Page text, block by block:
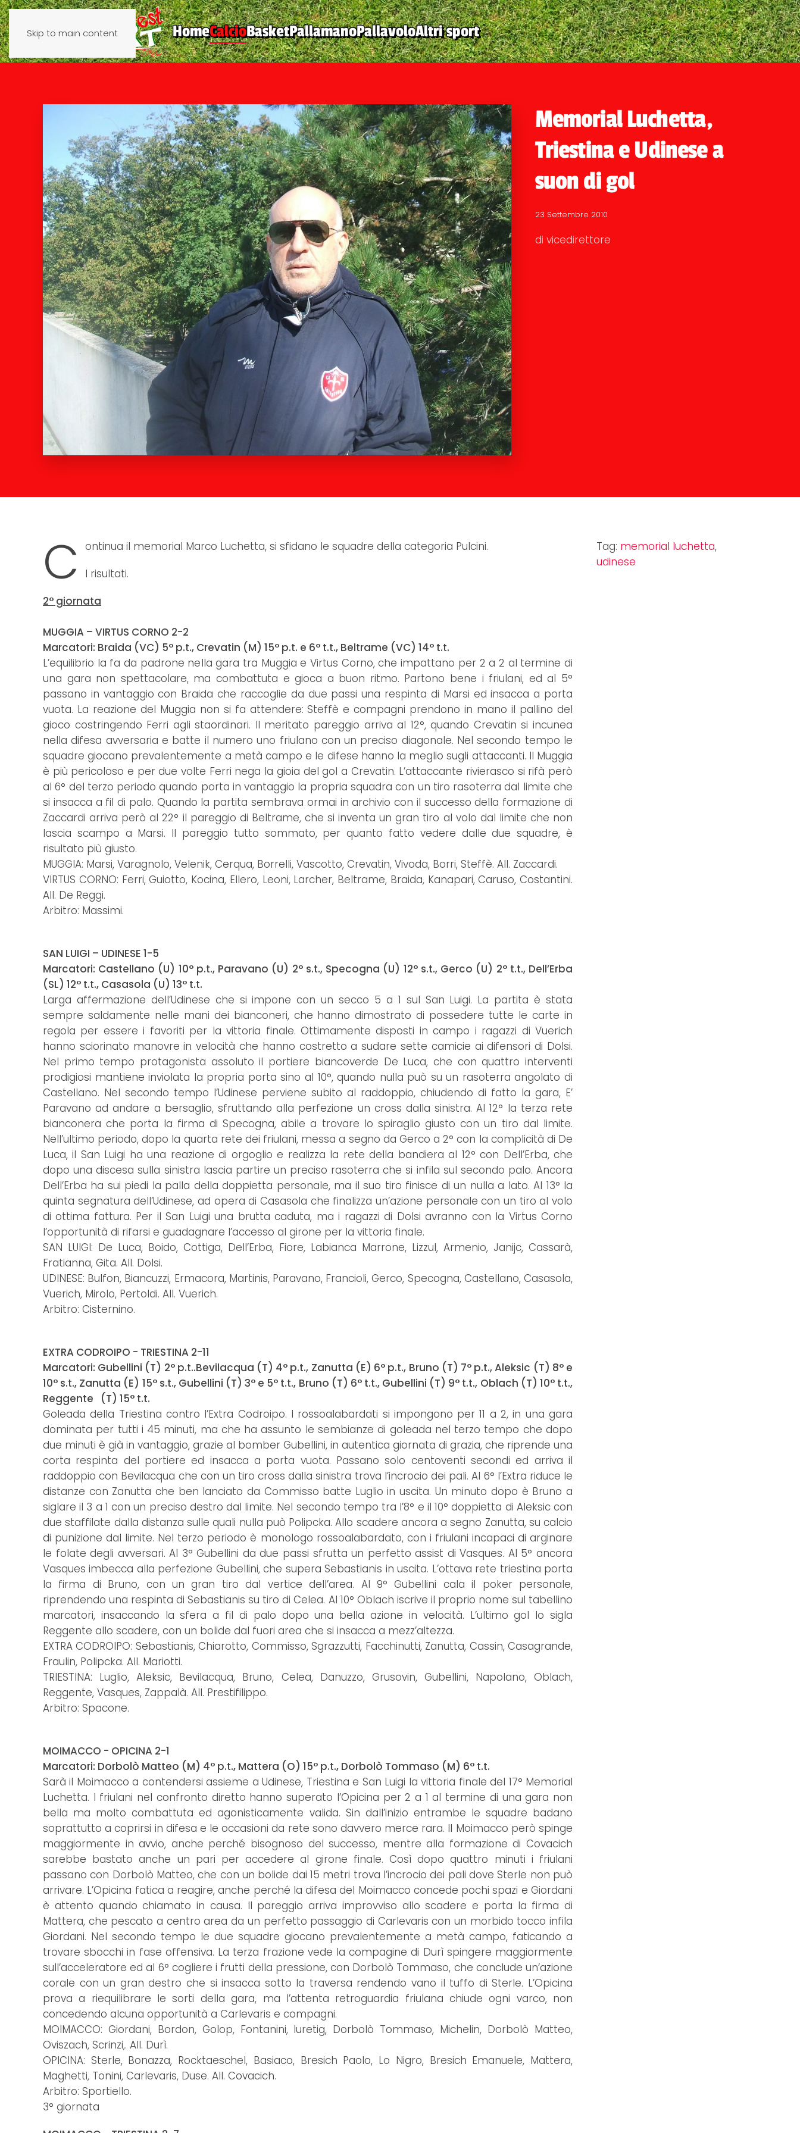
Skip to main content HomeCalcioBasketPallamanoPallavoloAltri sport
Memorial Luchetta,
Triestina e Udinese a
suon di gol
23 Settembre 2010
di vicedirettore
C ontinua il memorial Marco Luchetta, si sfidano le squadre della categoria Pulcini.
I risultati.
2° giornata
MUGGIA – VIRTUS CORNO 2-2
Marcatori: Braida (VC) 5° p.t., Crevatin (M) 15° p.t. e 6° t.t., Beltrame (VC) 14° t.t.
L’equilibrio la fa da padrone nella gara tra Muggia e Virtus Corno, che impattano per 2 a 2 al termine di
una gara non spettacolare, ma combattuta e gioca a buon ritmo. Partono bene i friulani, ed al 5°
passano in vantaggio con Braida che raccoglie da due passi una respinta di Marsi ed insacca a porta
vuota. La reazione del Muggia non si fa attendere: Steffè e compagni prendono in mano il pallino del
gioco costringendo Ferri agli staordinari. Il meritato pareggio arriva al 12°, quando Crevatin si incunea
nella difesa avversaria e batte il numero uno friulano con un preciso diagonale. Nel secondo tempo le
squadre giocano prevalentemente a metà campo e le difese hanno la meglio sugli attaccanti. Il Muggia
è più pericoloso e per due volte Ferri nega la gioia del gol a Crevatin. L’attaccante rivierasco si rifà però
al 6° del terzo periodo quando porta in vantaggio la propria squadra con un tiro rasoterra dal limite che
si insacca a fil di palo. Quando la partita sembrava ormai in archivio con il successo della formazione di
Zaccardi arriva però al 22° il pareggio di Beltrame, che si inventa un gran tiro al volo dal limite che non
lascia scampo a Marsi. Il pareggio tutto sommato, per quanto fatto vedere dalle due squadre, è
risultato più giusto.
MUGGIA: Marsi, Varagnolo, Velenik, Cerqua, Borrelli, Vascotto, Crevatin, Vivoda, Borri, Steffè. All. Zaccardi.
VIRTUS CORNO: Ferri, Guiotto, Kocina, Ellero, Leoni, Larcher, Beltrame, Braida, Kanapari, Caruso, Costantini.
All. De Reggi.
Arbitro: Massimi.
SAN LUIGI – UDINESE 1-5
Marcatori: Castellano (U) 10° p.t., Paravano (U) 2° s.t., Specogna (U) 12° s.t., Gerco (U) 2° t.t., Dell’Erba
(SL) 12° t.t., Casasola (U) 13° t.t.
Larga affermazione dell’Udinese che si impone con un secco 5 a 1 sul San Luigi. La partita è stata
sempre saldamente nelle mani dei bianconeri, che hanno dimostrato di possedere tutte le carte in
regola per essere i favoriti per la vittoria finale. Ottimamente disposti in campo i ragazzi di Vuerich
hanno sciorinato manovre in velocità che hanno costretto a sudare sette camicie ai difensori di Dolsi.
Nel primo tempo protagonista assoluto il portiere biancoverde De Luca, che con quattro interventi
prodigiosi mantiene inviolata la propria porta sino al 10°, quando nulla può su un rasoterra angolato di
Castellano. Nel secondo tempo l’Udinese perviene subito al raddoppio, chiudendo di fatto la gara, E’
Paravano ad andare a bersaglio, sfruttando alla perfezione un cross dalla sinistra. Al 12° la terza rete
bianconera che porta la firma di Specogna, abile a trovare lo spiraglio giusto con un tiro dal limite.
Nell’ultimo periodo, dopo la quarta rete dei friulani, messa a segno da Gerco a 2° con la complicità di De
Luca, il San Luigi ha una reazione di orgoglio e realizza la rete della bandiera al 12° con Dell’Erba, che
dopo una discesa sulla sinistra lascia partire un preciso rasoterra che si infila sul secondo palo. Ancora
Dell’Erba ha sui piedi la palla della doppietta personale, ma il suo tiro finisce di un nulla a lato. Al 13° la
quinta segnatura dell’Udinese, ad opera di Casasola che finalizza un’azione personale con un tiro al volo
di ottima fattura. Per il San Luigi una brutta caduta, ma i ragazzi di Dolsi avranno con la Virtus Corno
l’opportunità di rifarsi e guadagnare l’accesso al girone per la vittoria finale.
SAN LUIGI: De Luca, Boido, Cottiga, Dell’Erba, Fiore, Labianca Marrone, Lizzul, Armenio, Janijc, Cassarà,
Fratianna, Gita. All. Dolsi.
UDINESE: Bulfon, Biancuzzi, Ermacora, Martinis, Paravano, Francioli, Gerco, Specogna, Castellano, Casasola,
Vuerich, Mirolo, Pertoldi. All. Vuerich.
Arbitro: Cisternino.
EXTRA CODROIPO - TRIESTINA 2-11
Marcatori: Gubellini (T) 2° p.t..Bevilacqua (T) 4° p.t., Zanutta (E) 6° p.t., Bruno (T) 7° p.t., Aleksic (T) 8° e
10° s.t., Zanutta (E) 15° s.t., Gubellini (T) 3° e 5° t.t., Bruno (T) 6° t.t., Gubellini (T) 9° t.t., Oblach (T) 10° t.t.,
Reggente (T) 15° t.t.
Goleada della Triestina contro l’Extra Codroipo. I rossoalabardati si impongono per 11 a 2, in una gara
dominata per tutti i 45 minuti, ma che ha assunto le sembianze di goleada nel terzo tempo che dopo
due minuti è già in vantaggio, grazie al bomber Gubellini, in autentica giornata di grazia, che riprende una
corta respinta del portiere ed insacca a porta vuota. Passano solo centoventi secondi ed arriva il
raddoppio con Bevilacqua che con un tiro cross dalla sinistra trova l’incrocio dei pali. Al 6° l’Extra riduce le
distanze con Zanutta che ben lanciato da Commisso batte Luglio in uscita. Un minuto dopo è Bruno a
siglare il 3 a 1 con un preciso destro dal limite. Nel secondo tempo tra l’8° e il 10° doppietta di Aleksic con
due staffilate dalla distanza sulle quali nulla può Polipcka. Allo scadere ancora a segno Zanutta, su calcio
di punizione dal limite. Nel terzo periodo è monologo rossoalabardato, con i friulani incapaci di arginare
le folate degli avversari. Al 3° Gubellini da due passi sfrutta un perfetto assist di Vasques. Al 5° ancora
Vasques imbecca alla perfezione Gubellini, che supera Sebastianis in uscita. L’ottava rete triestina porta
la firma di Bruno, con un gran tiro dal vertice dell’area. Al 9° Gubellini cala il poker personale,
riprendendo una respinta di Sebastianis su tiro di Celea. Al 10° Oblach iscrive il proprio nome sul tabellino
marcatori, insaccando la sfera a fil di palo dopo una bella azione in velocità. L’ultimo gol lo sigla
Reggente allo scadere, con un bolide dal fuori area che si insacca a mezz’altezza.
EXTRA CODROIPO: Sebastianis, Chiarotto, Commisso, Sgrazzutti, Facchinutti, Zanutta, Cassin, Casagrande,
Fraulin, Polipcka. All. Mariotti.
TRIESTINA: Luglio, Aleksic, Bevilacqua, Bruno, Celea, Danuzzo, Grusovin, Gubellini, Napolano, Oblach,
Reggente, Vasques, Zappalà. All. Prestifilippo.
Arbitro: Spacone.
MOIMACCO - OPICINA 2-1
Marcatori: Dorbolò Matteo (M) 4° p.t., Mattera (O) 15° p.t., Dorbolò Tommaso (M) 6° t.t.
Sarà il Moimacco a contendersi assieme a Udinese, Triestina e San Luigi la vittoria finale del 17° Memorial
Luchetta. I friulani nel confronto diretto hanno superato l’Opicina per 2 a 1 al termine di una gara non
bella ma molto combattuta ed agonisticamente valida. Sin dall’inizio entrambe le squadre badano
soprattutto a coprirsi in difesa e le occasioni da rete sono davvero merce rara. Il Moimacco però spinge
maggiormente in avvio, anche perché bisognoso del successo, mentre alla formazione di Covacich
sarebbe bastato anche un pari per accedere al girone finale. Così dopo quattro minuti i friulani
passano con Dorbolò Matteo, che con un bolide dai 15 metri trova l’incrocio dei pali dove Sterle non può
arrivare. L’Opicina fatica a reagire, anche perché la difesa del Moimacco concede pochi spazi e Giordani
è attento quando chiamato in causa. Il pareggio arriva improvviso allo scadere e porta la firma di
Mattera, che pescato a centro area da un perfetto passaggio di Carlevaris con un morbido tocco infila
Giordani. Nel secondo tempo le due squadre giocano prevalentemente a metà campo, faticando a
trovare sbocchi in fase offensiva. La terza frazione vede la compagine di Durì spingere maggiormente
sull’acceleratore ed al 6° cogliere i frutti della pressione, con Dorbolò Tommaso, che conclude un’azione
corale con un gran destro che si insacca sotto la traversa rendendo vano il tuffo di Sterle. L’Opicina
prova a riequilibrare le sorti della gara, ma l’attenta retroguardia friulana chiude ogni varco, non
concedendo alcuna opportunità a Carlevaris e compagni.
MOIMACCO: Giordani, Bordon, Golop, Fontanini, Iuretig, Dorbolò Tommaso, Michelin, Dorbolò Matteo,
Oviszach, Scrinzi,. All. Durì.
OPICINA: Sterle, Bonazza, Rocktaeschel, Basiaco, Bresich Paolo, Lo Nigro, Bresich Emanuele, Mattera,
Maghetti, Tonini, Carlevaris, Duse. All. Covacich.
Arbitro: Sportiello.
3° giornata
Tag: memorial luchetta,
udinese